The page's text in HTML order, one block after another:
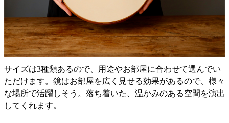
サイズは3種類あるので、用途やお部屋に合わせて選んでい
ただけます。鏡はお部屋を広く見せる効果があるので、様々
な場所で活躍しそう。落ち着いた、温かみのある空間を演出
してくれます。